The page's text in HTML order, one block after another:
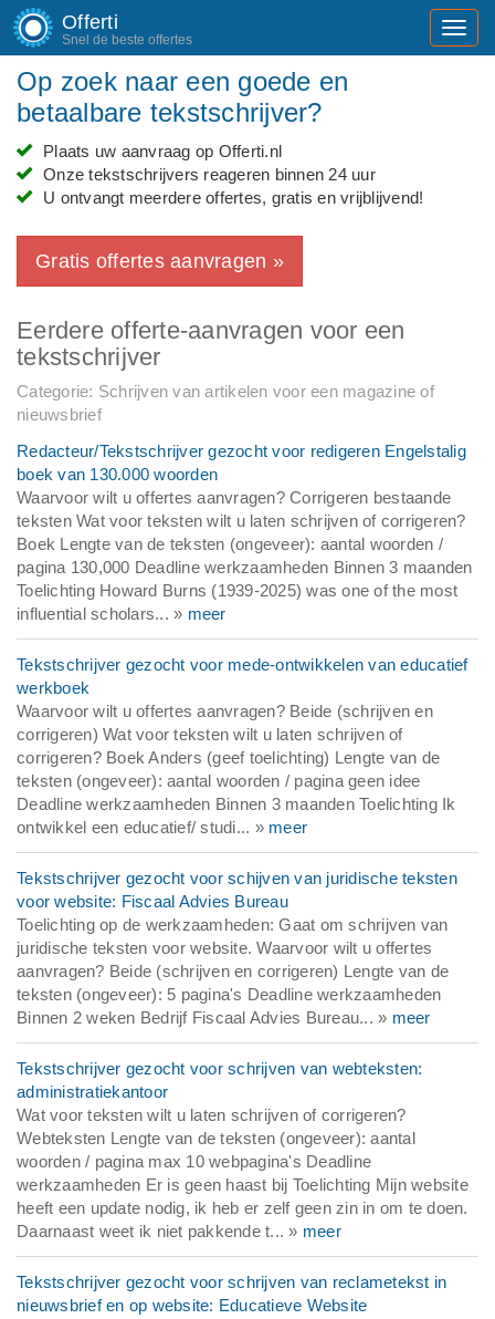
Offerti
Snel de beste offertes
Op zoek naar een goede en
betaalbare tekstschrijver?
Plaats uw aanvraag op Offerti.nl
Onze tekstschrijvers reageren binnen 24 uur
U ontvangt meerdere offertes, gratis en vrijblijvend!
Gratis offertes aanvragen »
Eerdere offerte-aanvragen voor een
tekstschrijver
Categorie: Schrijven van artikelen voor een magazine of
nieuwsbrief
Redacteur/Tekstschrijver gezocht voor redigeren Engelstalig
boek van 130.000 woorden
Waarvoor wilt u offertes aanvragen? Corrigeren bestaande
teksten Wat voor teksten wilt u laten schrijven of corrigeren?
Boek Lengte van de teksten (ongeveer): aantal woorden /
pagina 130,000 Deadline werkzaamheden Binnen 3 maanden
Toelichting Howard Burns (1939-2025) was one of the most
influential scholars... » meer
Tekstschrijver gezocht voor mede-ontwikkelen van educatief
werkboek
Waarvoor wilt u offertes aanvragen? Beide (schrijven en
corrigeren) Wat voor teksten wilt u laten schrijven of
corrigeren? Boek Anders (geef toelichting) Lengte van de
teksten (ongeveer): aantal woorden / pagina geen idee
Deadline werkzaamheden Binnen 3 maanden Toelichting Ik
ontwikkel een educatief/ studi... » meer
Tekstschrijver gezocht voor schijven van juridische teksten
voor website: Fiscaal Advies Bureau
Toelichting op de werkzaamheden: Gaat om schrijven van
juridische teksten voor website. Waarvoor wilt u offertes
aanvragen? Beide (schrijven en corrigeren) Lengte van de
teksten (ongeveer): 5 pagina's Deadline werkzaamheden
Binnen 2 weken Bedrijf Fiscaal Advies Bureau... » meer
Tekstschrijver gezocht voor schrijven van webteksten:
administratiekantoor
Wat voor teksten wilt u laten schrijven of corrigeren?
Webteksten Lengte van de teksten (ongeveer): aantal
woorden / pagina max 10 webpagina's Deadline
werkzaamheden Er is geen haast bij Toelichting Mijn website
heeft een update nodig, ik heb er zelf geen zin in om te doen.
Daarnaast weet ik niet pakkende t... » meer
Tekstschrijver gezocht voor schrijven van reclametekst in
nieuwsbrief en op website: Educatieve Website